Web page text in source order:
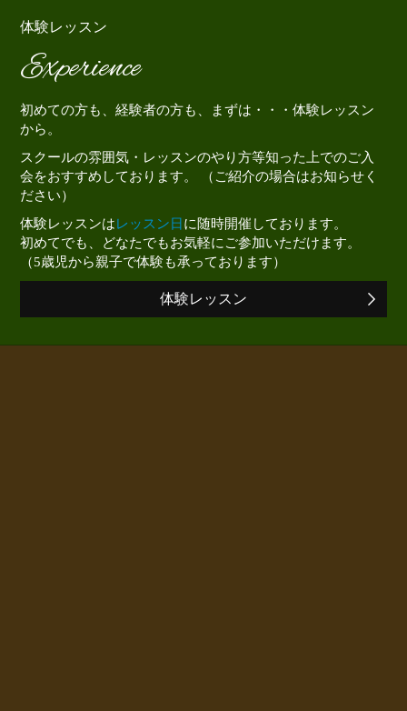
体験レッスン
Experience
初めての方も、経験者の方も、まずは・・・体験レッスン
から。
スクールの雰囲気・レッスンのやり方等知った上でのご入
会をおすすめしております。 （ご紹介の場合はお知らせく
ださい）
体験レッスンはレッスン日 に随時開催しております。
初めてでも、どなたでもお気軽にご参加いただけます。
（5歳児から親子で体験も承っております）
体験レッスン